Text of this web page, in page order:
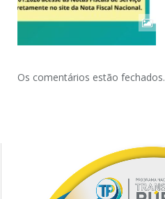
Os comentários estão fechados.